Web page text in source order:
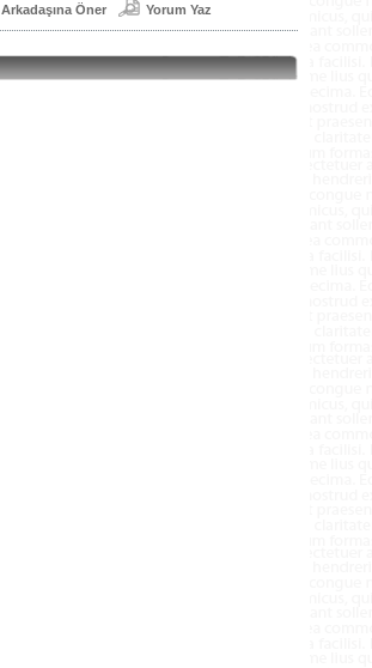
Arkadaşına Öner Yorum Yaz